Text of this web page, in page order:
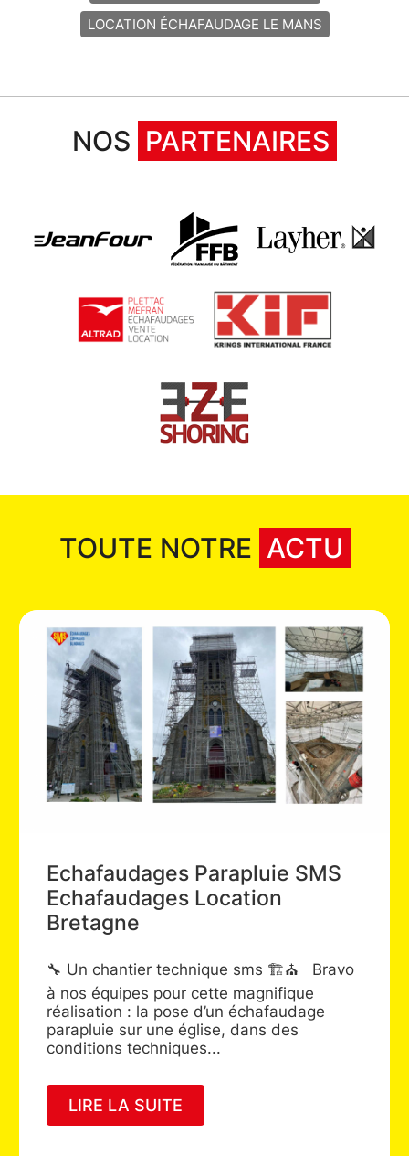
LOCATION ÉCHAFAUDAGE LE MANS
NOS PARTENAIRES
TOUTE NOTRE ACTU
Parapluie SMS
Location
technique sms 🏗️⛪️ Bravo
pour cette magnifique
la pose d’un échafaudage
une église, dans des
ouvelle
en